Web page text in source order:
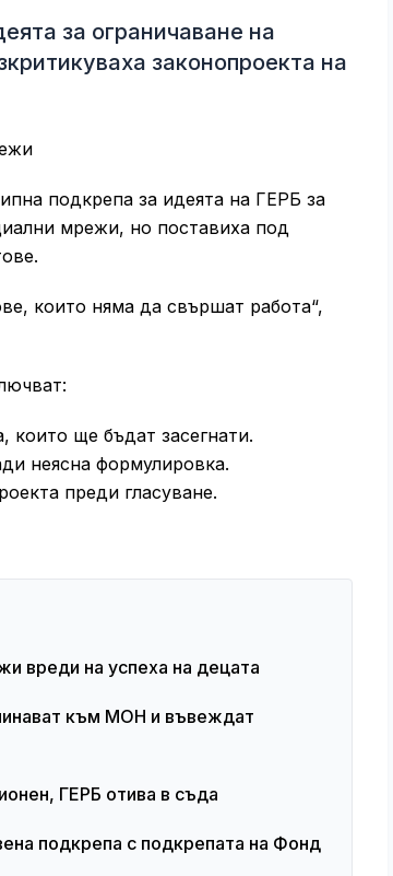
за ограничаване на
законопроекта на
подкрепа за идеята на ГЕРБ за
мрежи, но поставиха под
които няма да свършат работа“,
които ще бъдат засегнати.
неясна формулировка.
преди гласуване.
вреди на успеха на децата
към МОН и въвеждат
ГЕРБ отива в съда
подкрепа с подкрепата на Фонд